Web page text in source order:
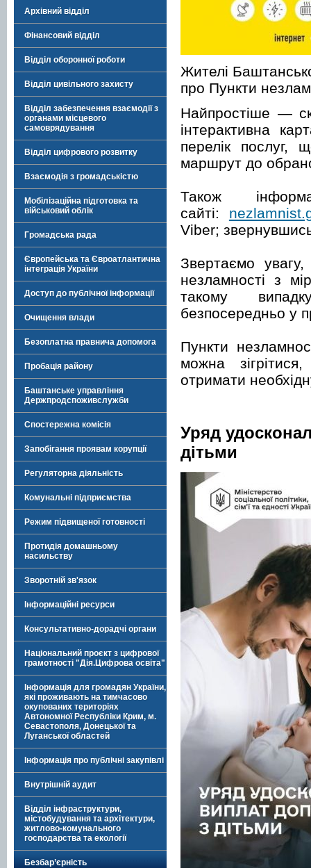
Архівний відділ
Фінансовий відділ
Відділ оборонної роботи
Відділ цивільного захисту
Відділ забезпечення взаємодії з
органами місцевого
самоврядування
Відділ цифрового розвитку
Взаємодія з громадськістю
Мобілізаційна підготовка та
військовий облік
Громадська рада
Європейська та Євроатлантична
інтеграція України
Доступ до публічної інформації
Очищення влади
Безоплатна правнича допомога
Пробація району
Баштанське управління
Держпродспоживслужби
Спостережна комісія
Запобігання проявам корупції
Регуляторна діяльність
Комунальні підприємства
Режим підвищеної готовності
Протидія домашньому
насильству
Зворотній зв'язок
Інформаційні ресурси
Консультативно-дорадчі органи
Національний проєкт з цифрової
грамотності "Дія.Цифрова освіта"
Інформація для громадян України,
які проживають на тимчасово
окупованих територіях
Автономної Республіки Крим, м.
Севастополя, Донецької та
Луганської областей
Інформація про публічні закупівлі
Внутрішній аудит
Відділ інфраструктури,
містобудування та архітектури,
житлово-комунального
господарства та екології
Безбар’єрність
Жителі
про Пункти
Найпростіше —
інтерактивна
перелік послуг,
маршрут до
Також
сайті:
Viber;
Звертаємо
незламності з
такому
безпосередньо у
Пункти
можна
отримати
Уряд
дітьми